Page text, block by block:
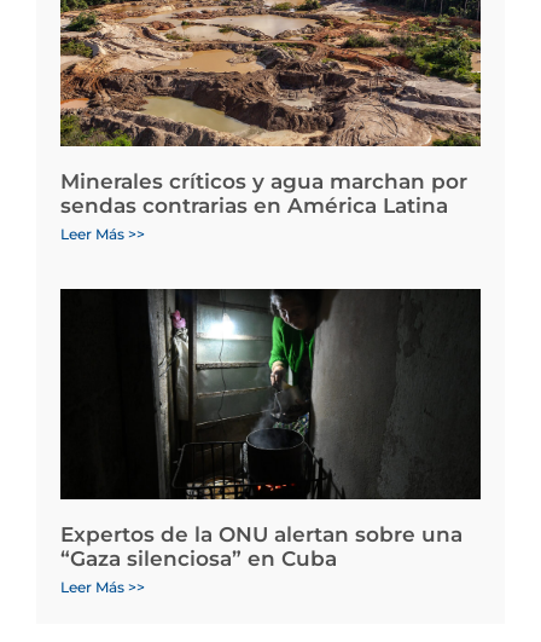
Minerales críticos y agua marchan por
sendas contrarias en América Latina
Leer Más >>
Expertos de la ONU alertan sobre una
“Gaza silenciosa” en Cuba
Leer Más >>